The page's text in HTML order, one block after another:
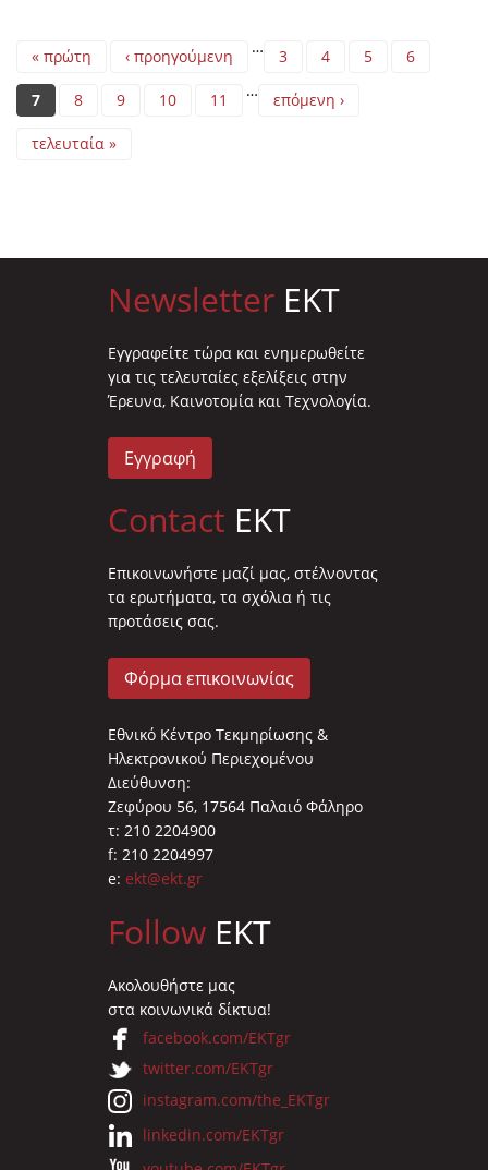
Pages
« πρώτη ‹ προηγούμενη … 3 4 5 6
7 8 9 10 11 … επόμενη ›
τελευταία »
Newsletter EKT
Eγγραφείτε τώρα και ενημερωθείτε
για τις τελευταίες εξελίξεις στην
Έρευνα, Καινοτομία και Τεχνολογία.
Εγγραφή
Contact EKT
Επικοινωνήστε μαζί μας, στέλνοντας
τα ερωτήματα, τα σχόλια ή τις
προτάσεις σας.
Φόρμα επικοινωνίας
Εθνικό Κέντρο Τεκμηρίωσης &
Ηλεκτρονικού Περιεχομένου
Διεύθυνση:
Ζεφύρου 56, 17564 Παλαιό Φάληρο
τ: 210 2204900
f: 210 2204997
e: ekt@ekt.gr
Follow EKT
Ακολουθήστε μας
στα κοινωνικά δίκτυα!
facebook.com/EKTgr
twitter.com/EKTgr
instagram.com/the_EKTgr
linkedin.com/EKTgr